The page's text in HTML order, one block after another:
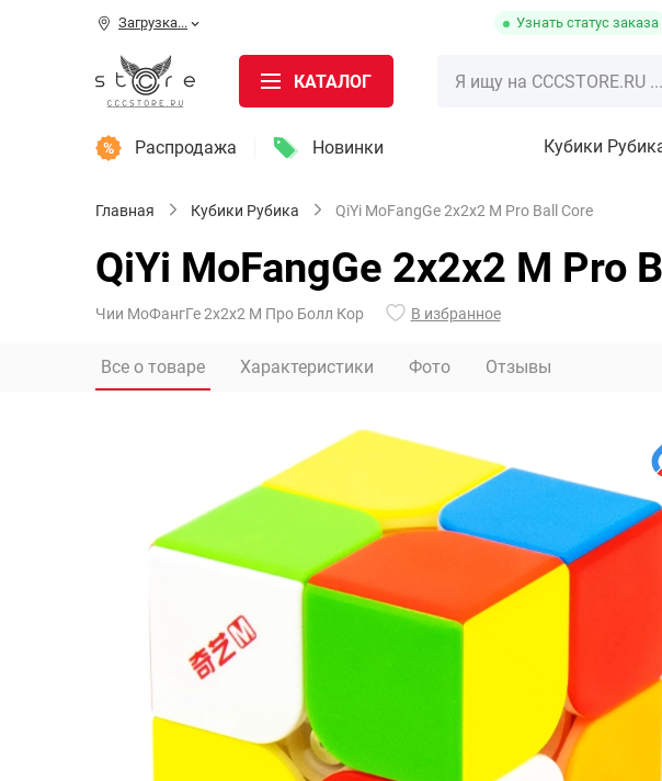
Загрузка... Узнать статус заказа
КАТАЛОГ
Распродажа Новинки Кубики
Главная Кубики Рубика QiYi MoFangGe 2x2x2 M Pro Ball Core
QiYi MoFangGe 2x2x2 M Pro
Чии МоФангГе 2х2х2 М Про Болл Кор В избранное
Все о товаре Характеристики Фото Отзывы